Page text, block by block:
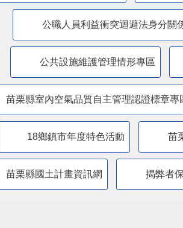
公職人員利益衝突迴避法身分關
​公共設施維護管理情形專區
苗栗縣室內空氣品質自主管理認證標章專
18鄉鎮市年度特色活動 苗
苗栗縣國土計畫資訊網 揭弊者